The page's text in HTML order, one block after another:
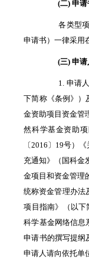
(二) 申请
各类型项
申请书）一律采用
(三) 申请
1. 申请人
下简称《条例》）
金资助项目资金管
然科学基金资助
〔2016〕19号）
充通知》（国科金
金项目和资金管理
统称资金管理办法
项目指南》（以下
科学基金网络信息
申请书的撰写提纲
申请人请向依托单